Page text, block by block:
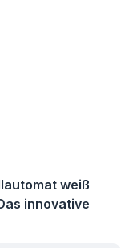
weiß
innovative